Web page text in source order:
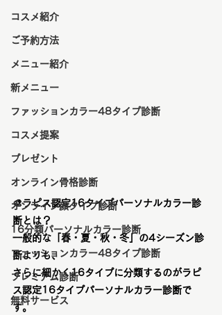
コスメ紹介
ご予約方法
メニュー紹介
新メニュー
ファッションカラー48タイプ診断
コスメ提案
プレゼント
オンライン骨格診断
オンライン顔タイプ診断
16分類パーソナルカラー診断
ファッションカラー48タイプ診断
プレミアム診断
無料サービス
🎨ラピス認定16タイプパーソナルカラー診
断とは？
一般的な「春・夏・秋・冬」の4シーズン診
断よりも、
さらに細かく16タイプに分類するのがラピ
ス認定16タイプパーソナルカラー診断で
す。